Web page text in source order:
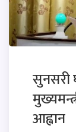
सुनसरी
आह्वान